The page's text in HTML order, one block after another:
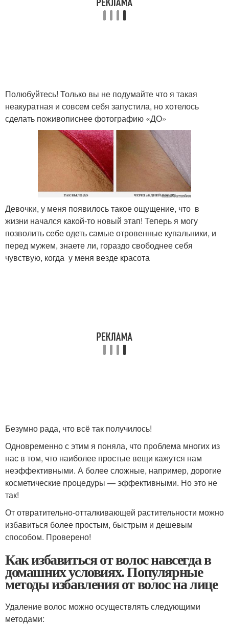
Полюбуйтесь! Только вы не подумайте что я такая
неакуратная и совсем себя запустила, но хотелось
сделать поживописнее фотографию «ДО»
Девочки, у меня появилось такое ощущение, что в
жизни начался какой-то новый этап! Теперь я могу
позволить себе одеть самые отровенные купальники, и
перед мужем, знаете ли, гораздо свободнее себя
чувствую, когда у меня везде красота
Безумно рада, что всё так получилось!
Одновременно с этим я поняла, что проблема многих из
нас в том, что наиболее простые вещи кажутся нам
неэффективными. А более сложные, например, дорогие
косметические процедуры — эффективными. Но это не
так!
От отвратительно-отталкивающей растительности можно
избавиться более простым, быстрым и дешевым
способом. Проверено!
Как избавиться от волос навсегда в
домашних условиях. Популярные
методы избавления от волос на лице
Удаление волос можно осуществлять следующими
методами: